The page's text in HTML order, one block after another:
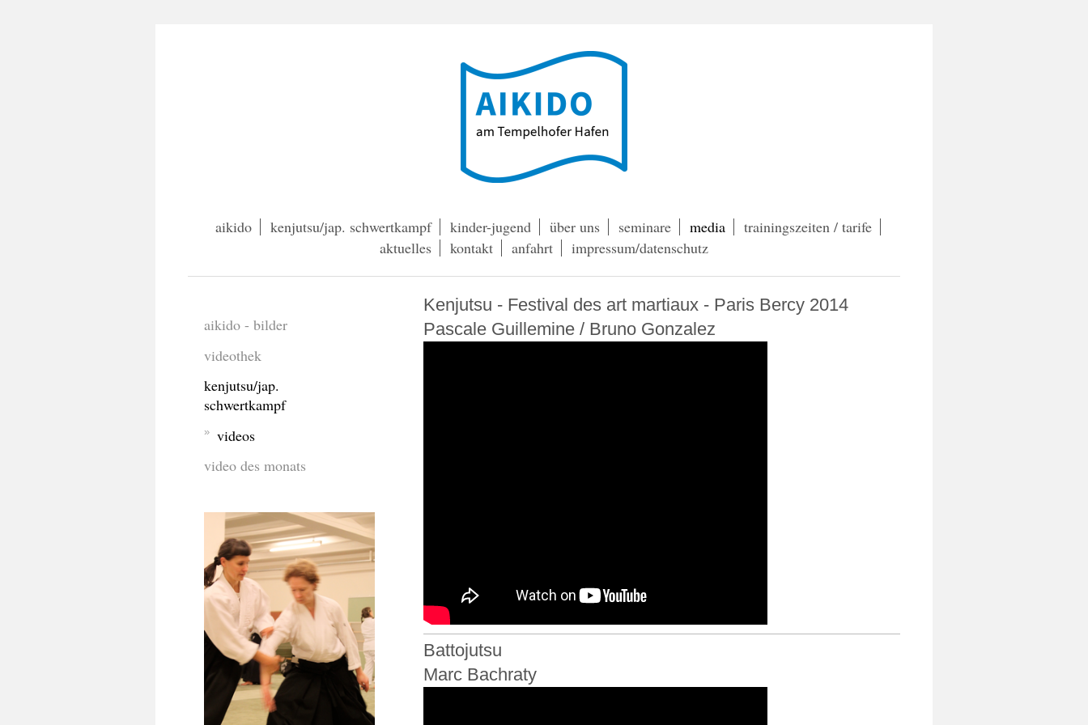
aikido kenjutsu/jap. schwertkampf kinder-jugend über uns seminare media
trainingszeiten / tarife
aktuelles
kontakt anfahrt impressum/datenschutz
Kenjutsu - Festival des art martiaux - Paris Bercy 2014
Pascale Guillemine / Bruno Gonzalez
Battojutsu
Marc Bachraty
aikido - bilder
videothek
kenjutsu/jap.
schwertkampf
videos
video des monats